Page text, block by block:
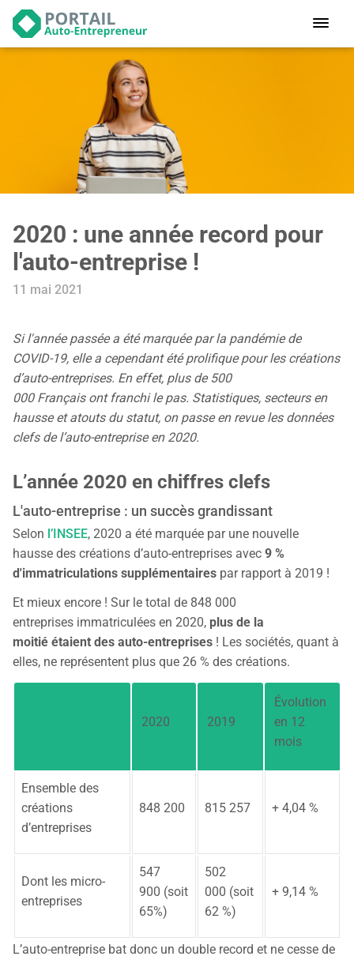
Devenir
auto-entrepreneur
logiciel de facturation
mon auto-entreprise
mon activité
CONNEXION
Statut auto-entrepreneur
L’académie
Tarifs
Blog
2020 : une année record pour
l'auto-entreprise !
11 mai 2021
Si l'année passée a été marquée par la pandémie de
COVID-19, elle a cependant été prolifique pour les créations
d’auto-entreprises. En effet, plus de 500
000 Français ont franchi le pas. Statistiques, secteurs en
hausse et atouts du statut, on passe en revue les données
clefs de l’auto-entreprise en 2020.
L’année 2020 en chiffres clefs
L'auto-entreprise : un succès grandissant
Selon l’INSEE, 2020 a été marquée par une nouvelle
hausse des créations d’auto-entreprises avec 9 %
d'immatriculations supplémentaires par rapport à 2019 !
Et mieux encore ! Sur le total de 848 000
entreprises immatriculées en 2020, plus de la
moitié étaient des auto-entreprises ! Les sociétés, quant à
elles, ne représentent plus que 26 % des créations.
2020 2019
Évolution
en 12
mois
Ensemble des
créations
d’entreprises
848 200 815 257 + 4,04 %
Dont les micro-
entreprises
547
900 (soit
65%)
502
000 (soit
62 %)
+ 9,14 %
L’auto-entreprise bat donc un double record et ne cesse de